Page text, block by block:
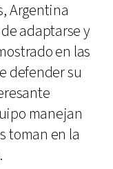
Argentina
adaptarse y
en las
defender su
manejan
toman en la